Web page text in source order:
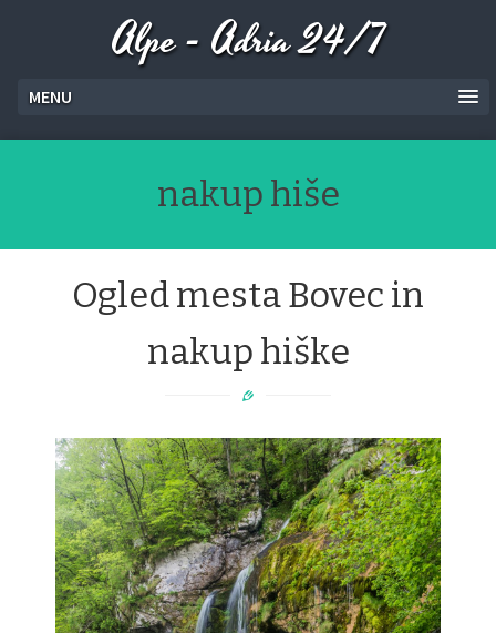
Alpe - Adria 24/7
MENU
nakup hiše
Ogled mesta Bovec in
nakup hiške